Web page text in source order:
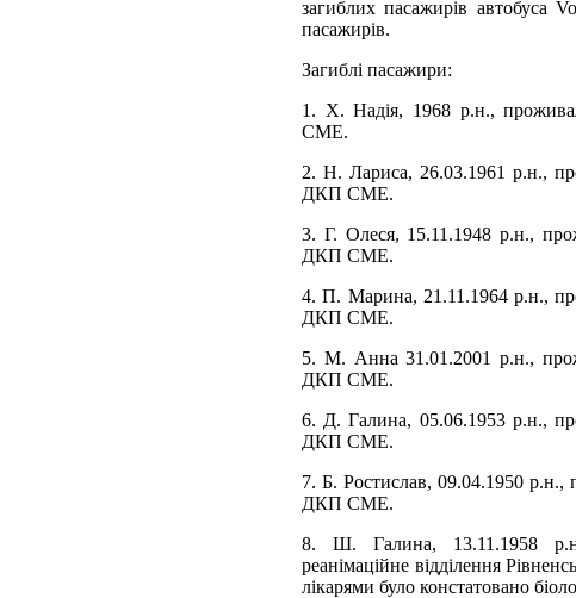
загиблих пасажирів
пасажирів.
Загиблі пасажири:
1. Х. Надія, 1968 р.н.,
СМЕ.
2. Н. Лариса, 26.03.1961 р.н.,
ДКП СМЕ.
3. Г. Олеся, 15.11.1948 р.н.,
ДКП СМЕ.
4. П. Марина, 21.11.1964 р.н.,
ДКП СМЕ.
5. М. Анна 31.01.2001 р.н.,
ДКП СМЕ.
6. Д. Галина, 05.06.1953 р.н.,
ДКП СМЕ.
7. Б. Ростислав, 09.04.1950 р.н.,
ДКП СМЕ.
8. Ш. Галина, 13.11.1958
реанімаційне відділення
лікарями було констатовано